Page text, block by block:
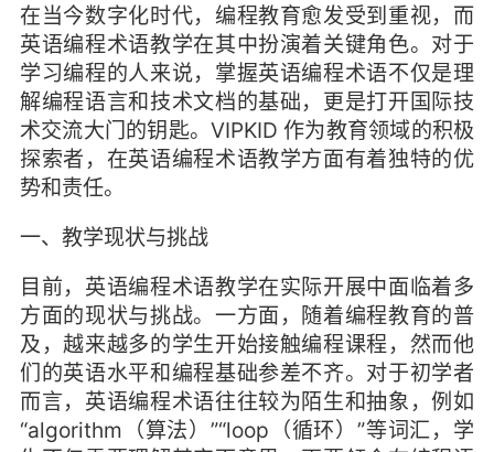
在当今数字化时代，编程教育愈发受到重视，而
英语编程术语教学在其中扮演着关键角色。对于
学习编程的人来说，掌握英语编程术语不仅是理
解编程语言和技术文档的基础，更是打开国际技
术交流大门的钥匙。VIPKID 作为教育领域的积极
探索者，在英语编程术语教学方面有着独特的优
势和责任。
一、教学现状与挑战
目前，英语编程术语教学在实际开展中面临着多
方面的现状与挑战。一方面，随着编程教育的普
及，越来越多的学生开始接触编程课程，然而他
们的英语水平和编程基础参差不齐。对于初学者
而言，英语编程术语往往较为陌生和抽象，例如
“algorithm（算法）”“loop（循环）”等词汇，学